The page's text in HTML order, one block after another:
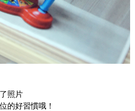
照片
的好習慣哦！